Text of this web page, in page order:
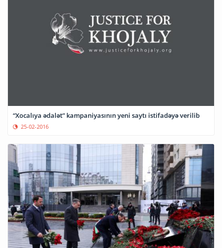
“Xocalıya ədalət” kampaniyasının yeni saytı istifadəyə verilib
25-02-2016